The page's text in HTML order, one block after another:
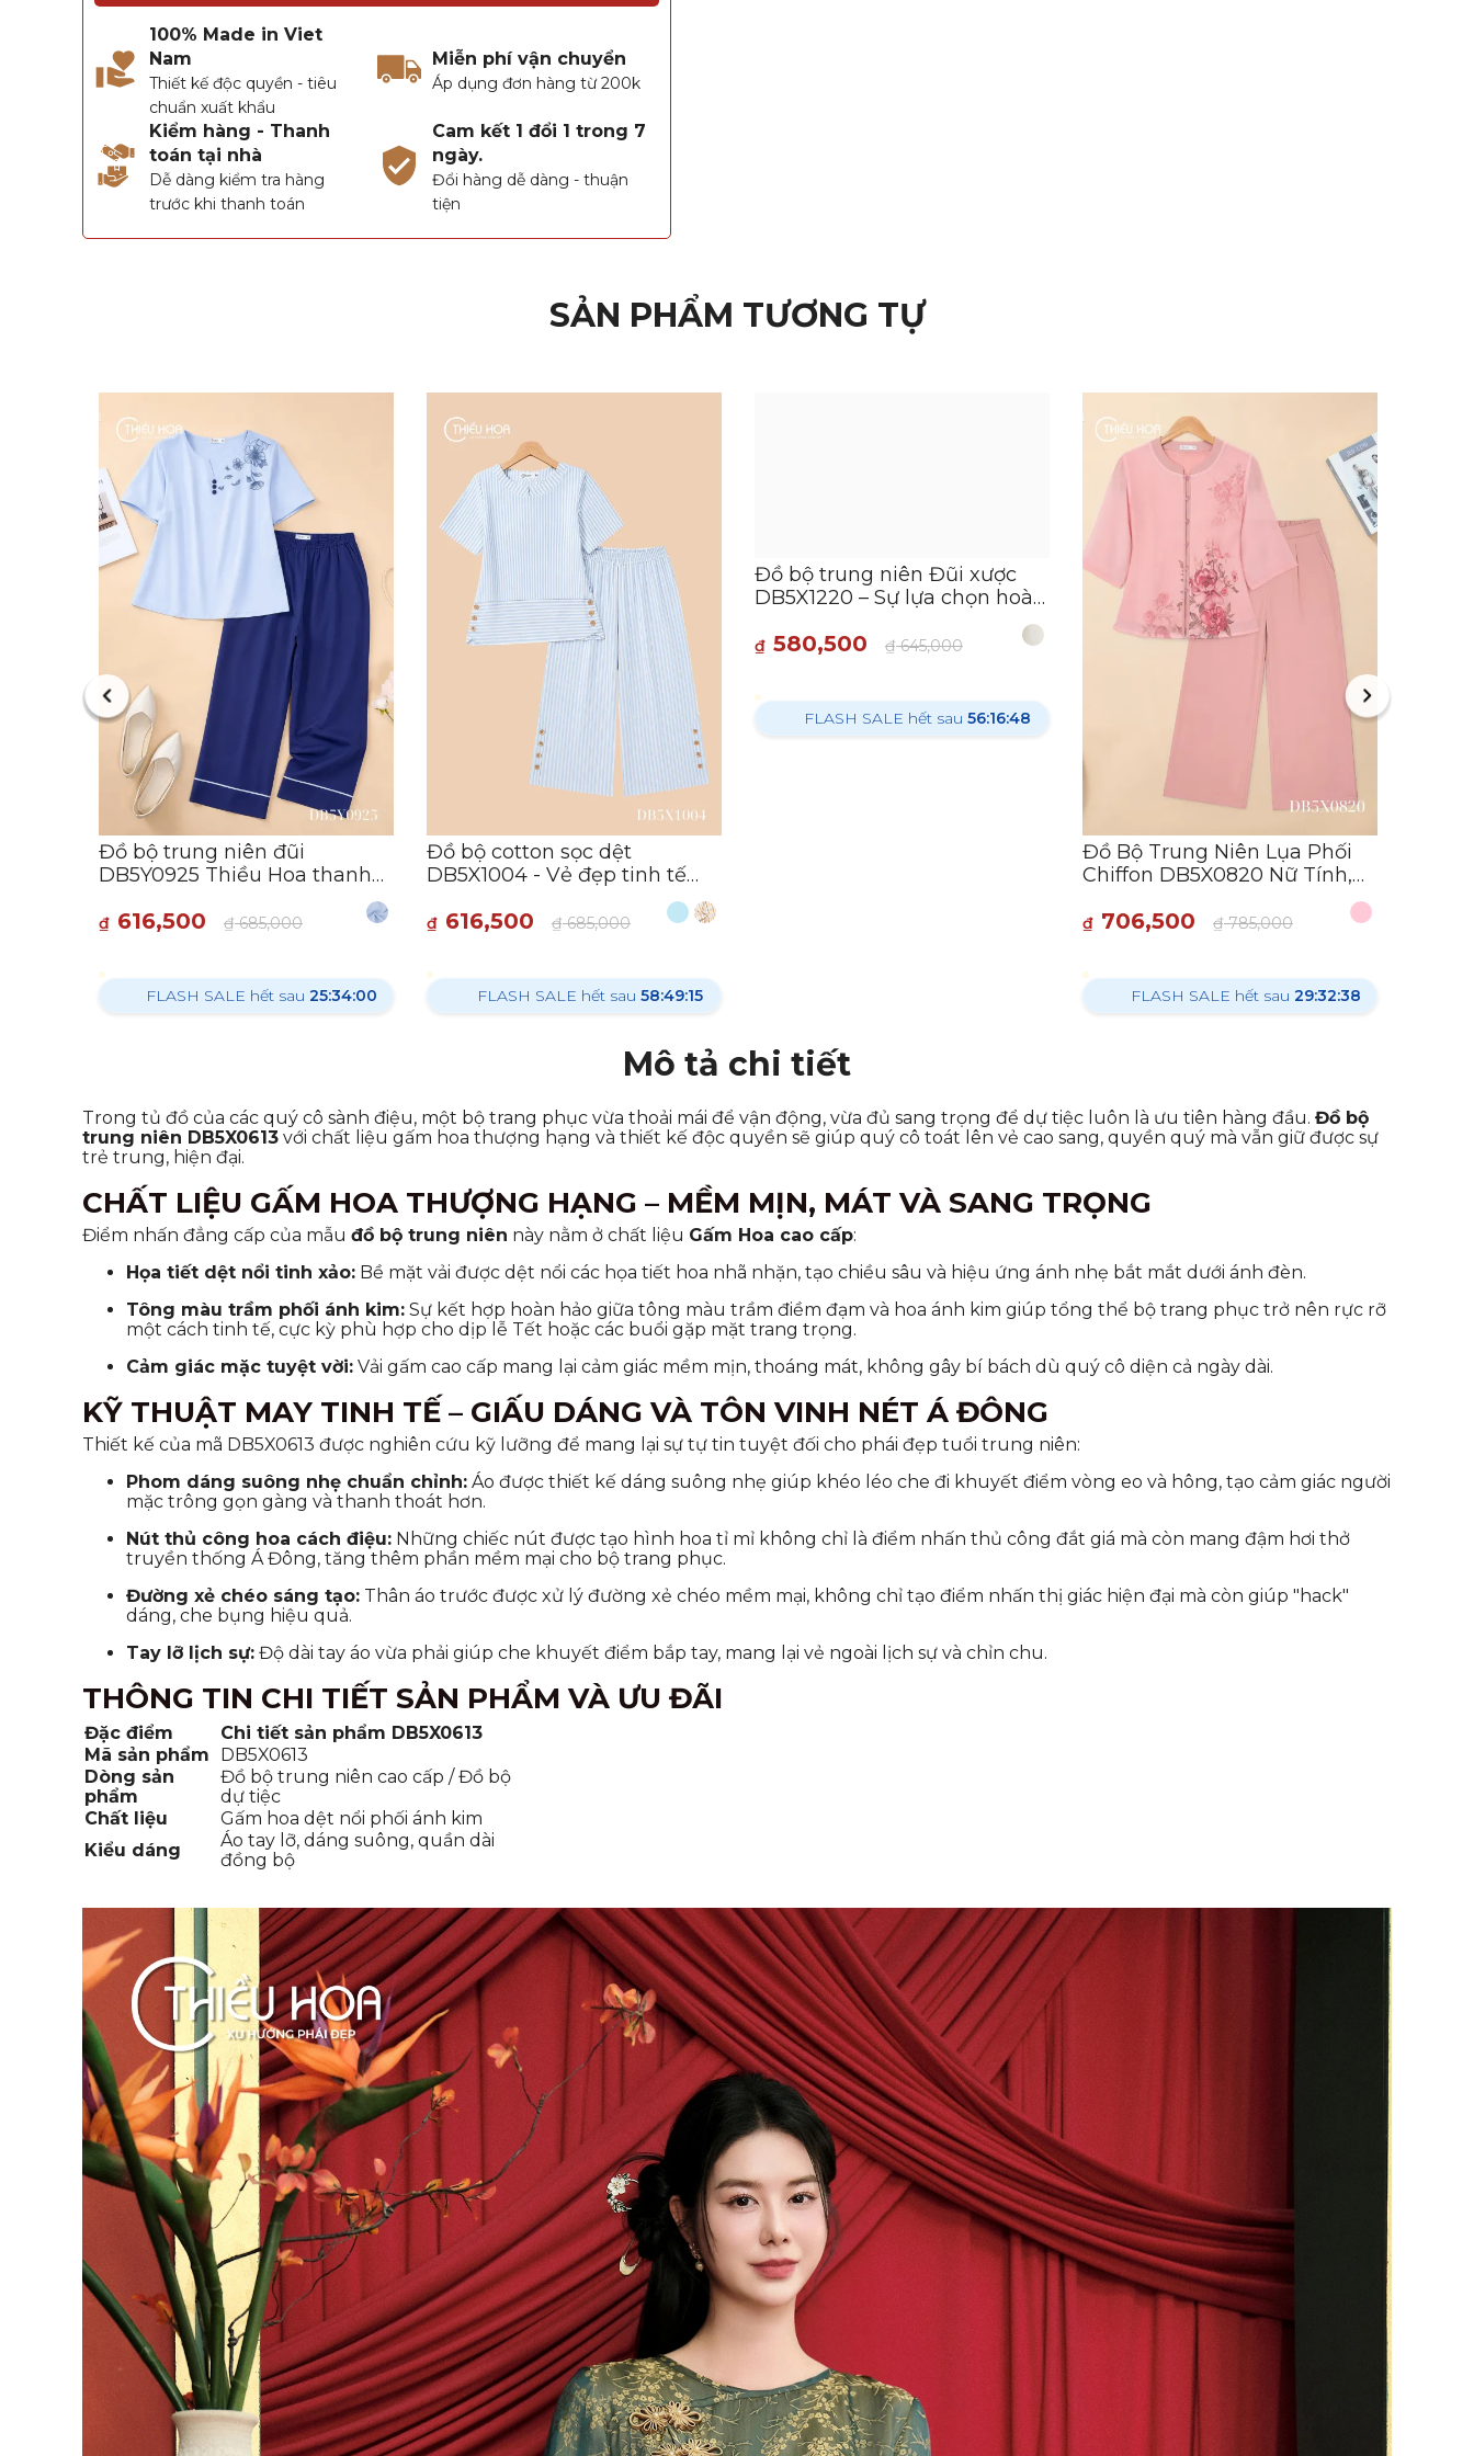
100% Made in Viet
Nam
Thiết kế độc quyền - tiêu
chuẩn xuất khẩu
Miễn phí vận chuyển
Áp dụng đơn hàng từ 200k
Kiểm hàng - Thanh
toán tại nhà
Dễ dàng kiểm tra hàng
trước khi thanh toán
Cam kết 1 đổi 1 trong 7
ngày.
Đổi hàng dễ dàng - thuận
tiện
SẢN PHẨM TƯƠNG TỰ
Đồ bộ trung niên đũi
DB5Y0925 Thiều Hoa thanh
₫ 616,500 ₫685,000
FLASH SALE hết sau 25:33:58
Đồ bộ cotton sọc dệt
DB5X1004 - Vẻ đẹp tinh tế
₫ 616,500 ₫685,000
FLASH SALE hết sau 58:49:13
Đồ Bộ Trung Niên Lụa Phối
Chiffon DB5X0820 Nữ Tính,
₫ 706,500 ₫785,000
FLASH SALE hết sau 29:32:36
Mô tả chi tiết
Trong tủ đồ của các quý cô sành điệu, một bộ trang phục vừa thoải mái để vận động, vừa đủ sang trọng để dự tiệc luôn là ưu tiên hàng đầu. Đồ bộ
trung niên DB5X0613 với chất liệu gấm hoa thượng hạng và thiết kế độc quyền sẽ giúp quý cô toát lên vẻ cao sang, quyền quý mà vẫn giữ được sự
trẻ trung, hiện đại.
CHẤT LIỆU GẤM HOA THƯỢNG HẠNG – MỀM MỊN, MÁT VÀ SANG TRỌNG
Điểm nhấn đẳng cấp của mẫu đồ bộ trung niên này nằm ở chất liệu Gấm Hoa cao cấp:
Họa tiết dệt nổi tinh xảo: Bề mặt vải được dệt nổi các họa tiết hoa nhã nhặn, tạo chiều sâu và hiệu ứng ánh nhẹ bắt mắt dưới ánh đèn.
Tông màu trầm phối ánh kim: Sự kết hợp hoàn hảo giữa tông màu trầm điềm đạm và hoa ánh kim giúp tổng thể bộ trang phục trở nên rực rỡ
một cách tinh tế, cực kỳ phù hợp cho dịp lễ Tết hoặc các buổi gặp mặt trang trọng.
Cảm giác mặc tuyệt vời: Vải gấm cao cấp mang lại cảm giác mềm mịn, thoáng mát, không gây bí bách dù quý cô diện cả ngày dài.
KỸ THUẬT MAY TINH TẾ – GIẤU DÁNG VÀ TÔN VINH NÉT Á ĐÔNG
Thiết kế của mã DB5X0613 được nghiên cứu kỹ lưỡng để mang lại sự tự tin tuyệt đối cho phái đẹp tuổi trung niên:
Phom dáng suông nhẹ chuẩn chỉnh: Áo được thiết kế dáng suông nhẹ giúp khéo léo che đi khuyết điểm vòng eo và hông, tạo cảm giác người
mặc trông gọn gàng và thanh thoát hơn.
Nút thủ công hoa cách điệu: Những chiếc nút được tạo hình hoa tỉ mỉ không chỉ là điểm nhấn thủ công đắt giá mà còn mang đậm hơi thở
truyền thống Á Đông, tăng thêm phần mềm mại cho bộ trang phục.
Đường xẻ chéo sáng tạo: Thân áo trước được xử lý đường xẻ chéo mềm mại, không chỉ tạo điểm nhấn thị giác hiện đại mà còn giúp "hack"
dáng, che bụng hiệu quả.
Tay lỡ lịch sự: Độ dài tay áo vừa phải giúp che khuyết điểm bắp tay, mang lại vẻ ngoài lịch sự và chỉn chu.
THÔNG TIN CHI TIẾT SẢN PHẨM VÀ ƯU ĐÃI
Đặc điểm
Chi tiết sản phẩm DB5X0613
Mã sản phẩm
DB5X0613
Dòng sản
phẩm
Đồ bộ trung niên cao cấp / Đồ bộ
dự tiệc
Chất liệu
Gấm hoa dệt nổi phối ánh kim
Kiểu dáng
Áo tay lỡ, dáng suông, quần dài
đồng bộ